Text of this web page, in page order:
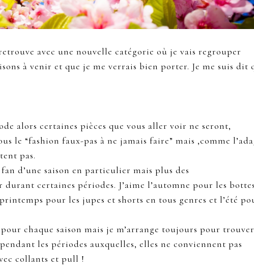
avec une nouvelle catégorie où je vais regrouper
à venir et que je me verrais bien porter. Je me suis dit
alors certaines pièces que vous aller voir ne seront,
le “fashion faux-pas à ne jamais faire” mais ,comme
pas.
d’une saison en particulier mais plus des
certaines périodes. J’aime l’automne pour les
pour les jupes et shorts en tous genres et l’été
chaque saison mais je m’arrange toujours pour trouver
les périodes auxquelles, elles ne conviennent pas
collants et pull !